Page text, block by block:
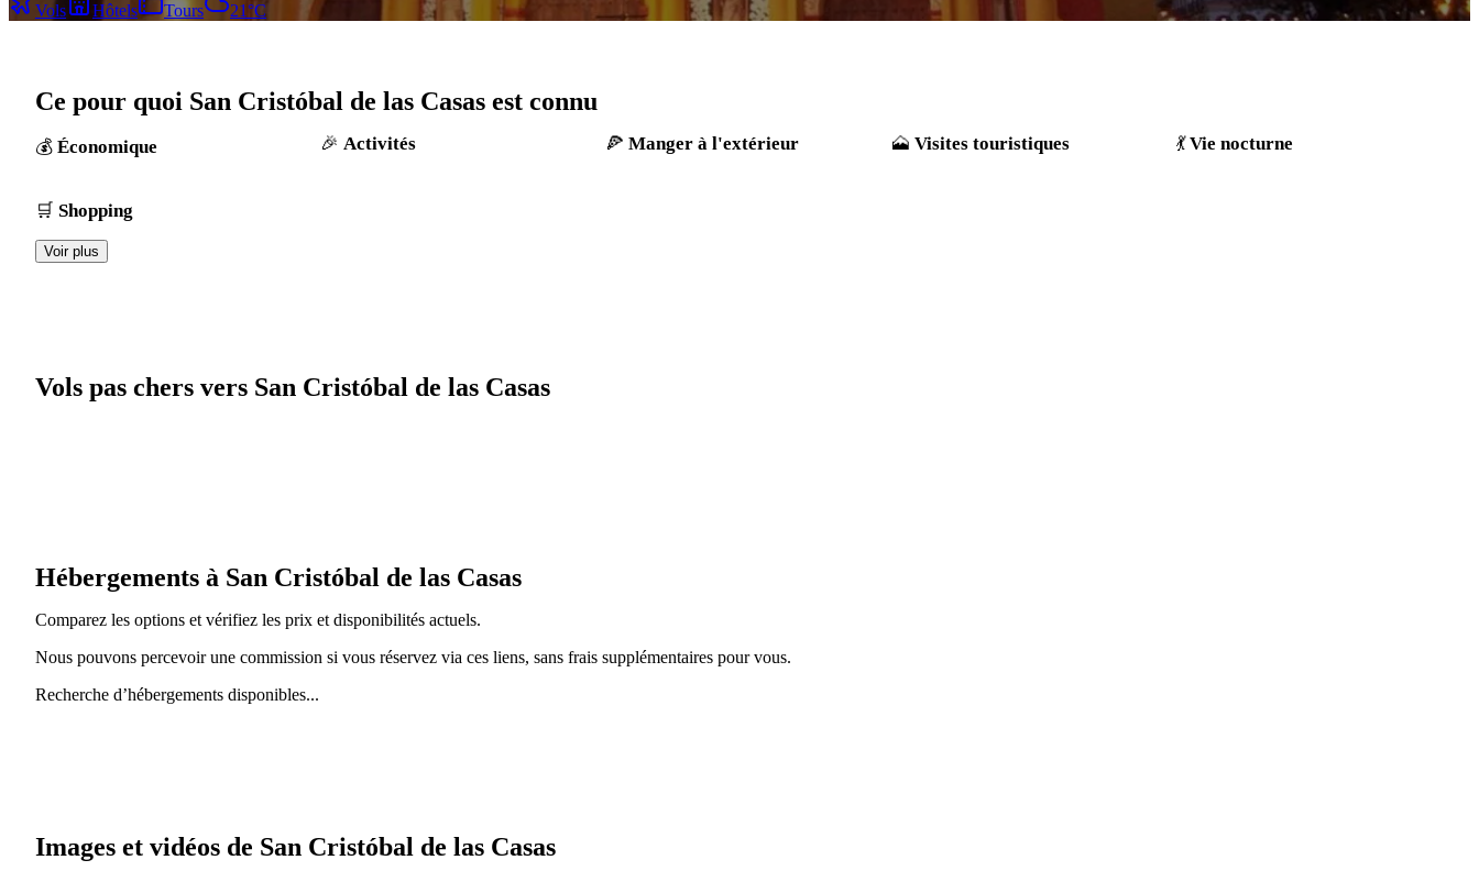
Vols
Hôtels Tours 21°C
Ce pour quoi San Cristóbal de las Casas est connu
Économique Activités Manger à l'extérieur Visites touristiques Vie nocturne
Shopping
Voir plus
Vols pas chers vers San Cristóbal de las Casas
Hébergements à San Cristóbal de las Casas
Comparez les options et vérifiez les prix et disponibilités actuels.
Nous pouvons percevoir une commission si vous réservez via ces liens, sans frais supplémentaires pour vous.
Recherche d’hébergements disponibles...
Images et vidéos de San Cristóbal de las Casas